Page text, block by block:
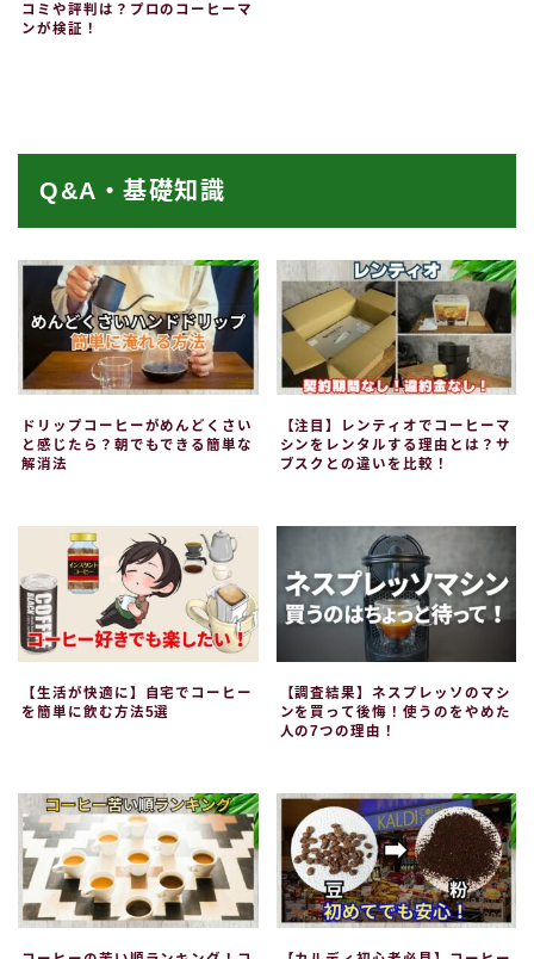
コミや評判は？プロのコーヒーマ
ンが検証！
Q&A・基礎知識
ドリップコーヒーがめんどくさい
と感じたら？朝でもできる簡単な
解消法
【注目】レンティオでコーヒーマ
シンをレンタルする理由とは？サ
ブスクとの違いを比較！
【生活が快適に】自宅でコーヒー
を簡単に飲む方法5選
【調査結果】ネスプレッソのマシ
ンを買って後悔！使うのをやめた
人の7つの理由！